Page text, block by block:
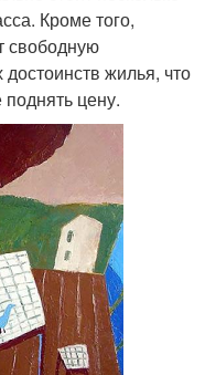
Кроме того,
свободную
жилья, что
цену.